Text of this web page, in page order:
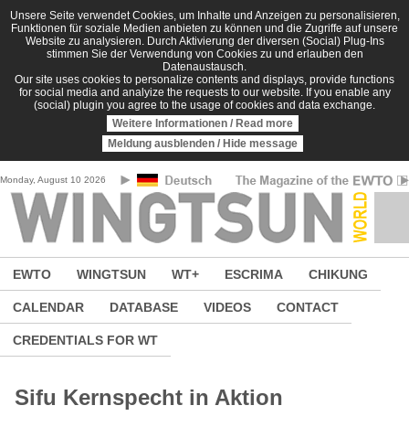
Skip to main content
Unsere Seite verwendet Cookies, um Inhalte und Anzeigen zu personalisieren,
Funktionen für soziale Medien anbieten zu können und die Zugriffe auf unsere
Website zu analysieren. Durch Aktivierung der diversen (Social) Plug-Ins
stimmen Sie der Verwendung von Cookies zu und erlauben den
Datenaustausch.
Our site uses cookies to personalize contents and displays, provide functions
for social media and analyize the requests to our website. If you enable any
(social) plugin you agree to the usage of cookies and data exchange.
Weitere Informationen / Read more
Meldung ausblenden / Hide message
Monday, August 10 2026
EWTO WINGTSUN WT+ ESCRIMA CHIKUNG
CALENDAR DATABASE VIDEOS CONTACT
CREDENTIALS FOR WT
Sifu Kernspecht in Aktion